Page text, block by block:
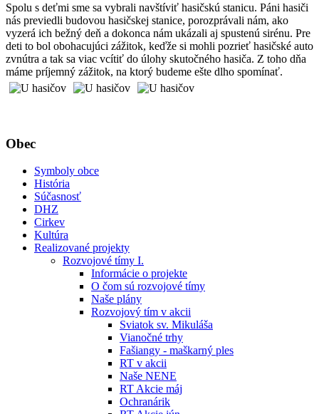
Spolu s deťmi sme sa vybrali navštíviť hasičskú stanicu. Páni hasiči
nás previedli budovou hasičskej stanice, porozprávali nám, ako
vyzerá ich bežný deň a dokonca nám ukázali aj spustenú sirénu. Pre
deti to bol obohacujúci zážitok, keďže si mohli pozrieť hasičské auto
zvnútra a tak sa viac vcítiť do úlohy skutočného hasiča. Z toho dňa
máme príjemný zážitok, na ktorý budeme ešte dlho spomínať.
Obec
Symboly obce
História
Súčasnosť
DHZ
Cirkev
Kultúra
Realizované projekty
Rozvojové tímy I.
Informácie o projekte
O čom sú rozvojové tímy
Naše plány
Rozvojový tím v akcii
Sviatok sv. Mikuláša
Vianočné trhy
Fašiangy - maškarný ples
RT v akcii
Naše NENE
RT Akcie máj
Ochranárik